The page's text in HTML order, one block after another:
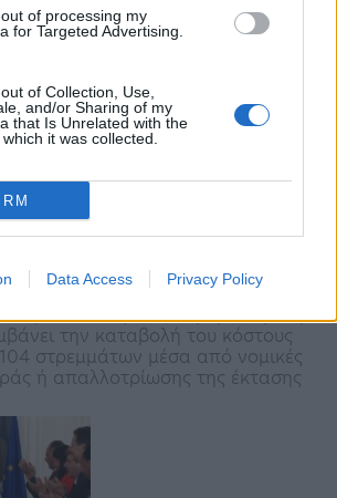
of processing my
for Targeted Advertising.
of Collection, Use,
and/or Sharing of my
that Is Unrelated with the
it was collected.
Data Access Privacy Policy
στο Βύρωνα αποδίδονται
πολίτες- Τέλος στη δικαστική
Μητσοτάκη, η Ελληνική
την καταβολή του κόστους
στρεμμάτων μέσα από νομικές
ή απαλλοτρίωσης της έκτασης